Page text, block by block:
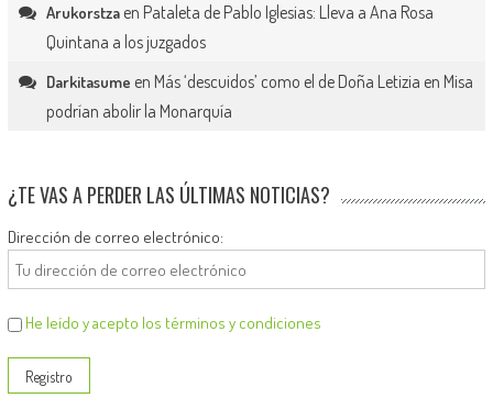
Arukorstzaen Pataleta de Pablo Iglesias: Lleva a Ana Rosa
Quintana a los juzgados
Darkitasume en Más ‘descuidos’ como el de Doña Letizia en Misa
podrían abolir la Monarquía
¿TE VAS A PERDER LAS ÚLTIMAS NOTICIAS?
Dirección de correo electrónico:
He leído y acepto los términos y condiciones